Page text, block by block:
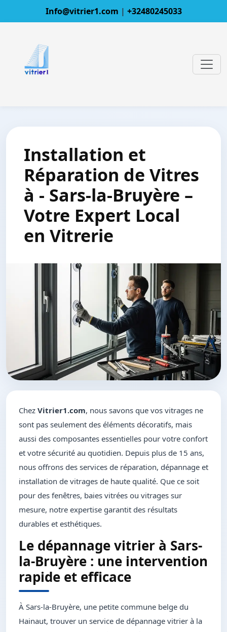
Info@vitrier1.com | +32480245033
Installation et
Réparation de Vitres
à - Sars-la-Bruyère –
Votre Expert Local
en Vitrerie
Chez Vitrier1.com, nous savons que vos vitrages ne
sont pas seulement des éléments décoratifs, mais
aussi des composantes essentielles pour votre confort
et votre sécurité au quotidien. Depuis plus de 15 ans,
nous offrons des services de réparation, dépannage et
installation de vitrages de haute qualité. Que ce soit
pour des fenêtres, baies vitrées ou vitrages sur
mesure, notre expertise garantit des résultats
durables et esthétiques.
Le dépannage vitrier à Sars-
la-Bruyère : une intervention
rapide et efficace
À Sars-la-Bruyère, une petite commune belge du
Hainaut, trouver un service de dépannage vitrier à la